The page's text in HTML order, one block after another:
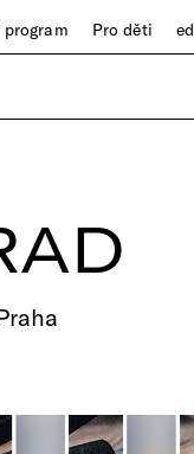
program Pro děti